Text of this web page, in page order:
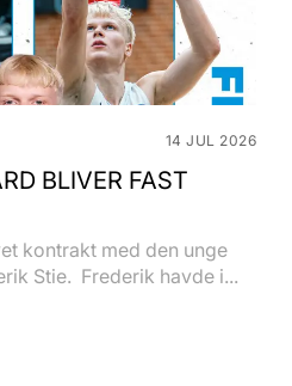
14 JUL 2026
BLIVER FAST
kontrakt med den unge
Stie. Frederik havde i...